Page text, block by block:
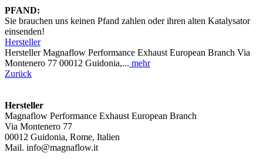
PFAND:
Sie brauchen uns keinen Pfand zahlen oder ihren alten Katalysator
einsenden!
Hersteller
Hersteller Magnaflow Performance Exhaust European Branch Via
Montenero 77 00012 Guidonia,... mehr
Zurück
Hersteller
Magnaflow Performance Exhaust European Branch
Via Montenero 77
00012 Guidonia, Rome, Italien
Mail. info@magnaflow.it